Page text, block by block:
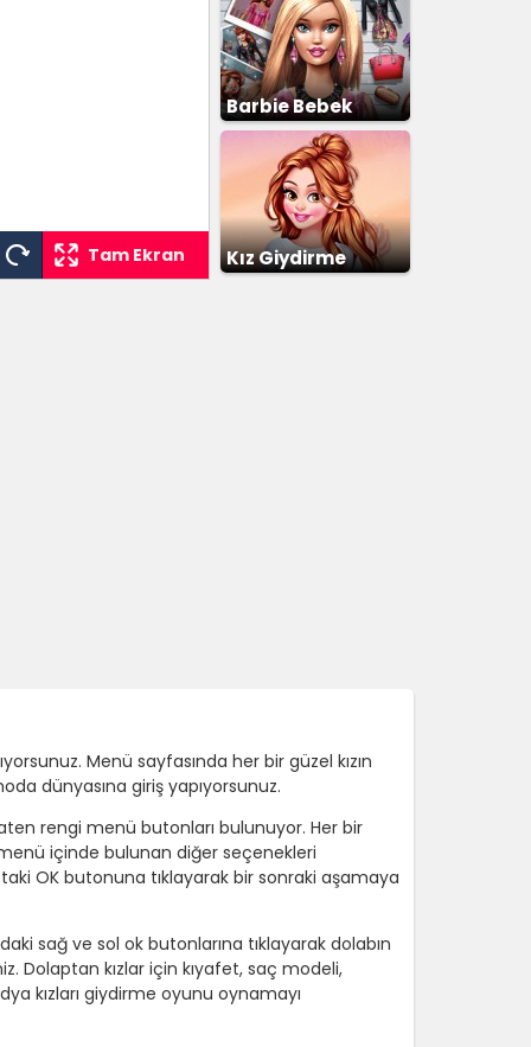
Tam Ekran
Barbie Bebek
Giydirme
Kız Giydirme
Menü sayfasında her bir güzel kızın
dünyasına giriş yapıyorsunuz.
rengi menü butonları bulunuyor. Her bir
içinde bulunan diğer seçenekleri
OK butonuna tıklayarak bir sonraki aşamaya
sağ ve sol ok butonlarına tıklayarak dolabın
Dolaptan kızlar için kıyafet, saç modeli,
kızları giydirme oyunu oynamayı